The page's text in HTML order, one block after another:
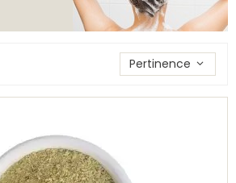
Trier les produits par
Pertinence